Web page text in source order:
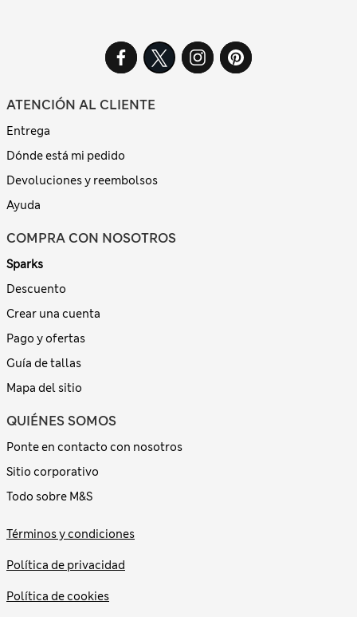
ATENCIÓN AL CLIENTE
Entrega
Dónde está mi pedido
Devoluciones y reembolsos
Ayuda
COMPRA CON NOSOTROS
Sparks
Descuento
Crear una cuenta
Pago y ofertas
Guía de tallas
Mapa del sitio
QUIÉNES SOMOS
Ponte en contacto con nosotros
Sitio corporativo
Todo sobre M&S
Términos y condiciones
Política de privacidad
Política de cookies